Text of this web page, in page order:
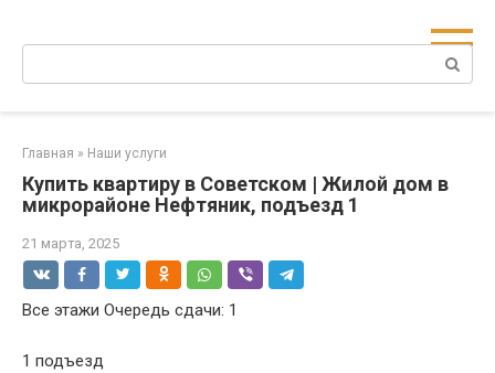
Поиск:
Главная » Наши услуги
Купить квартиру в Советском | Жилой дом в
микрорайоне Нефтяник, подъезд 1
21 марта, 2025
Все этажи Очередь сдачи: 1
1 подъезд